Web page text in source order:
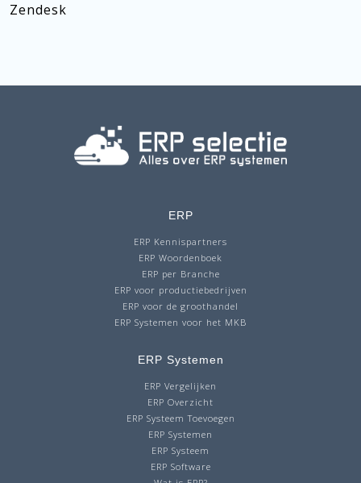
Zendesk
ERP
ERP Kennispartners
ERP Woordenboek
ERP per Branche
ERP voor productiebedrijven
ERP voor de groothandel
ERP Systemen voor het MKB
ERP Systemen
ERP Vergelijken
ERP Overzicht
ERP Systeem Toevoegen
ERP Systemen
ERP Systeem
ERP Software